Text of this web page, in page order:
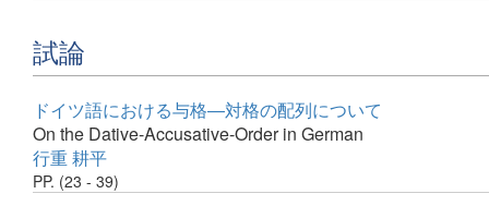
試論
ドイツ語における与格―対格の配列について
On the Dative-Accusative-Order in German
行重 耕平
PP. (23 - 39)